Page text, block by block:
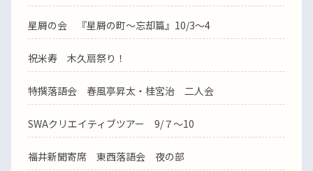
星屑の会 『星屑の町～忘却篇』10/3～4
祝米寿 木久扇祭り！
特撰落語会 春風亭昇太・桂宮治 二人会
SWAクリエイティブツアー 9/７～10
福井新聞寄席 東西落語会 夜の部